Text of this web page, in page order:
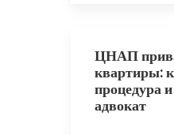
ЦНАП
квартиры:
процедура
адвокат